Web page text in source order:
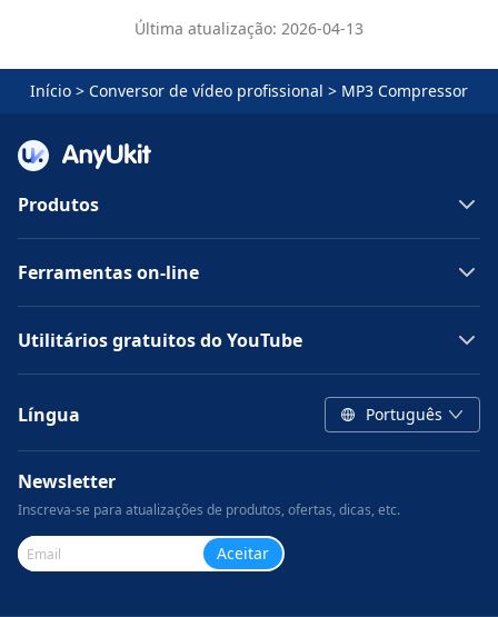
Última atualização: 2026-04-13
Início > Conversor de vídeo profissional > MP3 Compressor
Produtos
Ferramentas on-line
Utilitários gratuitos do YouTube
Língua Português
Newsletter
Inscreva-se para atualizações de produtos, ofertas, dicas, etc.
Aceitar